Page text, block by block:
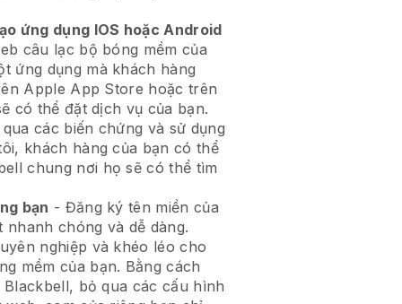
ứng dụng IOS hoặc Android
câu lạc bộ bóng mềm của
ứng dụng mà khách hàng
Apple App Store hoặc trên
có thể đặt dịch vụ của bạn.
các biến chứng và sử dụng
khách hàng của bạn có thể
chung nơi họ sẽ có thể tìm
bạn - Đăng ký tên miền của
chóng và dễ dàng.
nghiệp và khéo léo cho
mềm của bạn. Bằng cách
bỏ qua các cấu hình